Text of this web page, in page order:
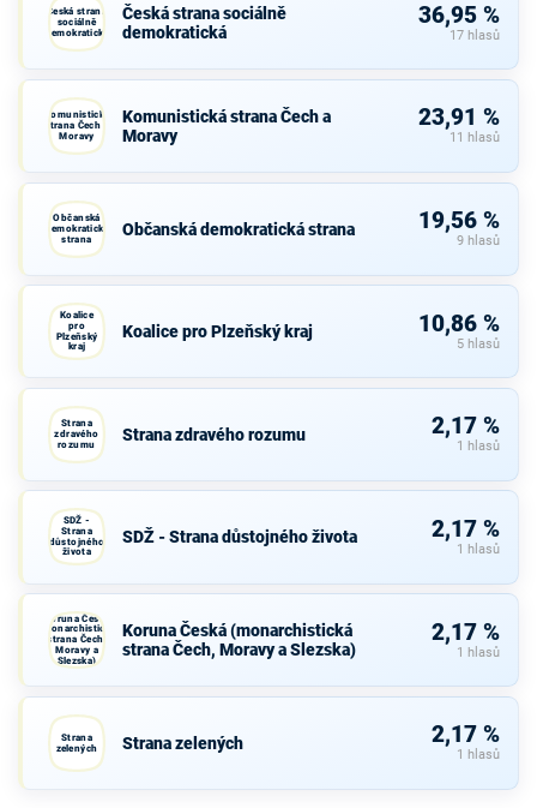
Česká strana
sociálně
demokratická
Česká strana sociálně
demokratická
36,95 %
17 hlasů
Komunistická
strana Čech a
Moravy
Komunistická strana Čech a
Moravy
23,91 %
11 hlasů
Občanská
demokratická
strana
Občanská demokratická strana 19,56 %
9 hlasů
Koalice
pro
Plzeňský
kraj
Koalice pro Plzeňský kraj 10,86 %
5 hlasů
Strana
zdravého
rozumu
Strana zdravého rozumu 2,17 %
1 hlasů
SDŽ -
Strana
důstojného
života
SDŽ - Strana důstojného života 2,17 %
1 hlasů
Koruna Česká
(monarchistická
strana Čech,
Moravy a
Slezska)
Koruna Česká (monarchistická
strana Čech, Moravy a Slezska)
2,17 %
1 hlasů
Strana
zelených
Strana zelených 2,17 %
1 hlasů